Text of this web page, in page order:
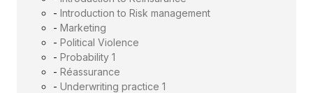
- Introduction to Risk management
- Marketing
- Political Violence
- Probability 1
- Réassurance
- Underwriting practice 1